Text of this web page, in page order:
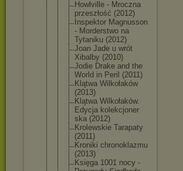
Howlville - Mroczna
przeszłość (2012)
Inspektor Magnusson
- Morderstwo na
Tytaniku (2012)
Joan Jade u wrót
Xibalby (2010)
Jodie Drake and the
World in Peril (2011)
Klątwa Wilkołaków
(2013)
Klątwa Wilkołaków.
Edycja kolekcjoner
ska (2012)
Krolewskie Tarapaty
(2011)
Kroniki chronoklazmu
(2013)
Księga 1001 nocy -